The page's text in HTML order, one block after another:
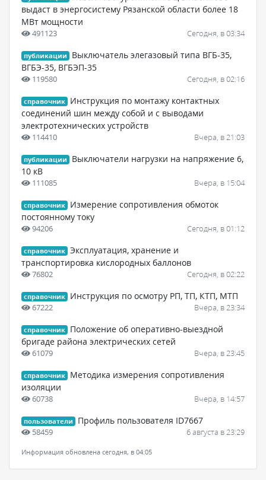
выдаст в энергосистему Рязанской области более 18
МВт мощности
491123 Сегодня, в 03:34
публикации
Выключатель элегазовый типа ВГБ-35,
ВГБЭ-35, ВГБЭП-35
119580 Сегодня, в 02:16
справочник
Инструкция по монтажу контактных
соединений шин между собой и с выводами
электротехнических устройств
114410 Вчера, в 21:03
публикации
Выключатели нагрузки на напряжение 6,
10 кВ
111085 Вчера, в 15:04
справочник
Измерение сопротивления обмоток
постоянному току
94206 Сегодня, в 01:12
справочник Эксплуатация, хранение и
транспортировка кислородных баллонов
76802 Сегодня, в 02:22
справочник Инструкция по осмотру РП, ТП, КТП, МТП
67222 Вчера, в 23:34
справочник
Положение об оперативно-выездной
бригаде района электрических сетей
61079 Вчера, в 23:45
справочник
Методика измерения сопротивления
изоляции
60738 Вчера, в 14:57
пользователи Профиль пользователя ID7667
58459 6 августа в 23:29
Информация обновлена сегодня, в 04:05